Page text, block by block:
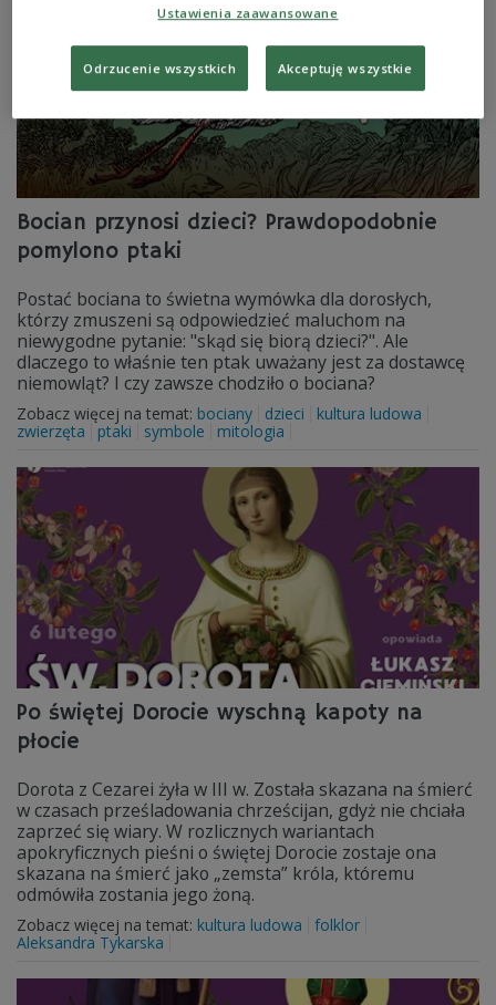
Bocian przynosi dzieci? Prawdopodobnie
pomylono ptaki
Postać bociana to świetna wymówka dla dorosłych,
którzy zmuszeni są odpowiedzieć maluchom na
niewygodne pytanie: "skąd się biorą dzieci?". Ale
dlaczego to właśnie ten ptak uważany jest za dostawcę
niemowląt? I czy zawsze chodziło o bociana?
Zobacz więcej na temat: bociany dzieci
kultura ludowa
zwierzęta
ptaki symbole mitologia
Po świętej Dorocie wyschną kapoty na
płocie
Dorota z Cezarei żyła w III w. Została skazana na śmierć
w czasach prześladowania chrześcijan, gdyż nie chciała
zaprzeć się wiary. W rozlicznych wariantach
apokryficznych pieśni o świętej Dorocie zostaje ona
skazana na śmierć jako „zemsta” króla, któremu
odmówiła zostania jego żoną.
Zobacz więcej na temat: kultura ludowa
folklor
Aleksandra Tykarska
Ustawienia zaawansowane
Odrzucenie wszystkich Akceptuję wszystkie